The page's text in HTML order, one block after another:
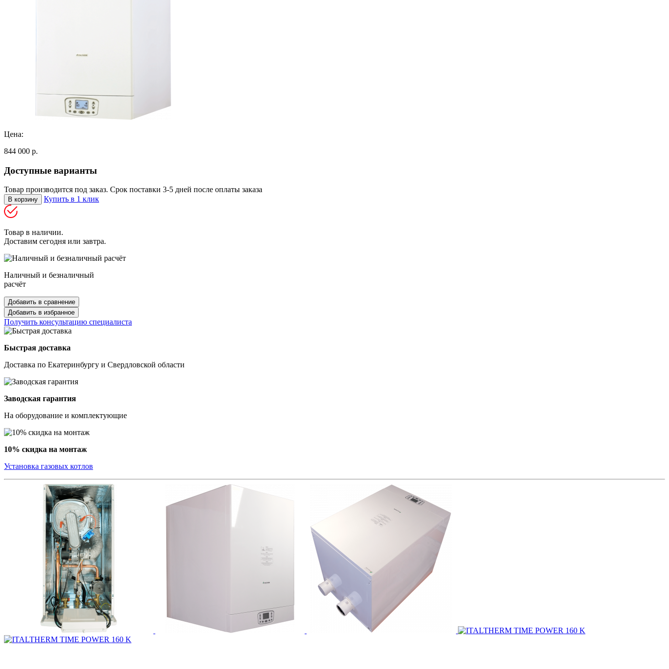
Цена:
844 000 р.
Доступные варианты
Товар производится под заказ. Срок поставки 3-5 дней после оплаты заказа
В корзину Купить в 1 клик
Товар в наличии.
Доставим сегодня или завтра.
Наличный и безналичный
расчёт
Добавить в сравнение
Добавить в избранное
Получить консультацию специалиста
Быстрая доставка
Доставка по Екатеринбургу и Свердловской области
Заводская гарантия
На оборудование и комплектующие
10% скидка на монтаж
Установка газовых котлов